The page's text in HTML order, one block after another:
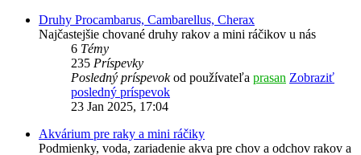
Druhy Procambarus, Cambarellus, Cherax
Najčastejšie chované druhy rakov a mini ráčikov u nás
6 Témy
235 Príspevky
Posledný príspevokod používateľa prasan Zobraziť
posledný príspevok
23 Jan 2025, 17:04
Akvárium pre raky a mini ráčiky
Podmienky, voda, zariadenie akva pre chov a odchov rakov a